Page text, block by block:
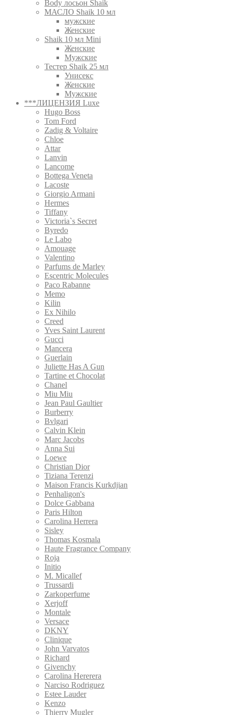
Body лосьон Shaik
МАСЛО Shaik 10 мл
мужские
Женские
Shaik 10 мл Mini
Женские
Мужские
Тестер Shaik 25 мл
Унисекс
Женские
Мужские
***ЛИЦЕНЗИЯ Luxe
Hugo Boss
Tom Ford
Zadig & Voltaire
Chloe
Attar
Lanvin
Lancome
Bottega Veneta
Lacoste
Giorgio Armani
Hermes
Tiffany
Victoria`s Secret
Byredo
Le Labo
Amouage
Valentino
Parfums de Marley
Escentric Molecules
Paco Rabanne
Memo
Kilin
Ex Nihilo
Creed
Yves Saint Laurent
Gucci
Mancera
Guerlain
Juliette Has A Gun
Tartine et Chocolat
Chanel
Miu Miu
Jean Paul Gaultier
Burberry
Bvlgari
Calvin Klein
Marс Jacobs
Anna Sui
Loewe
Christian Dior
Tiziana Terenzi
Maison Francis Kurkdjian
Penhaligon's
Dolce Gabbana
Paris Hilton
Carolina Herrera
Sisley
Thomas Kosmala
Haute Fragrance Company
Roja
Initio
M. Micallef
Trussardi
Zarkoperfume
Xerjoff
Montale
Versace
DKNY
Clinique
John Varvatos
Richard
Givenchy
Carolina Hererera
Narciso Rodriguez
Estee Lauder
Kenzo
Thierry Mugler